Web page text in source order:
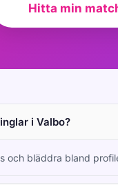
Hitta min
i Valbo?
och bläddra bland